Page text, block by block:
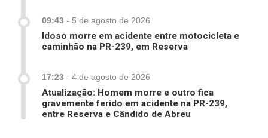
09:43 - 5 de agosto de 2026
Idoso morre em acidente entre motocicleta e
caminhão na PR-239, em Reserva
17:23 - 4 de agosto de 2026
Atualização: Homem morre e outro fica
gravemente ferido em acidente na PR-239,
entre Reserva e Cândido de Abreu